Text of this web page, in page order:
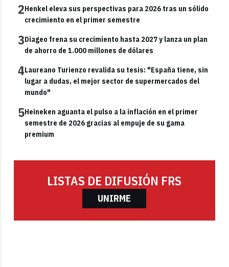
2Henkel eleva sus perspectivas para 2026 tras un sólido
crecimiento en el primer semestre
3Diageo frena su crecimiento hasta 2027 y lanza un plan
de ahorro de 1.000 millones de dólares
4Laureano Turienzo revalida su tesis: "España tiene, sin
lugar a dudas, el mejor sector de supermercados del
mundo"
5Heineken aguanta el pulso a la inflación en el primer
semestre de 2026 gracias al empuje de su gama
premium
LISTAS DE DIFUSIÓN FRS
UNIRME